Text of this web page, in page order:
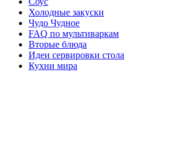
Холодные закуски
Чудо Чудное
FAQ по мультиваркам
Вторые блюда
Идеи сервировки стола
Кухни мира